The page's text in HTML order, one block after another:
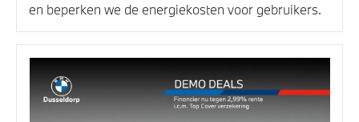
en beperken we de energiekosten voor gebruikers.